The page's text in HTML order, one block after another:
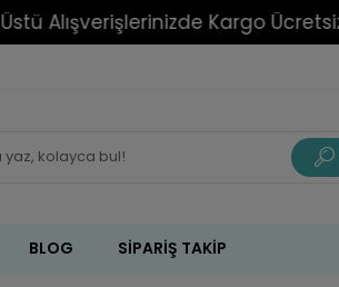
Alışverişlerinizde Kargo Ücretsiz!
BLOG SIPARIŞ TAKIP